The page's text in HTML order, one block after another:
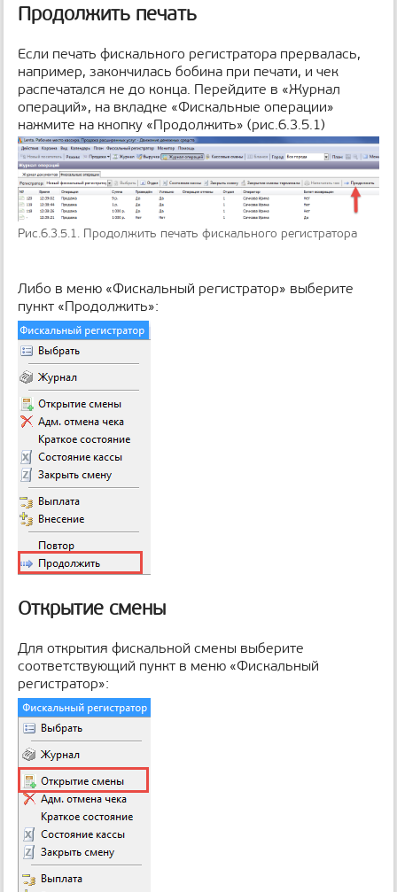
Продолжить печать
Если печать фискального регистратора прервалась,
например, закончилась бобина при печати, и чек
распечатался не до конца. Перейдите в «Журнал
операций», на вкладке «Фискальные операции»
нажмите на кнопку «Продолжить» (рис.6.3.5.1)
Рис.6.3.5.1. Продолжить печать фискального регистратора
Либо в меню «Фискальный регистратор» выберите
пункт «Продолжить»:
Открытие смены
Для открытия фискальной смены выберите
соответствующий пункт в меню «Фискальный
регистратор»: